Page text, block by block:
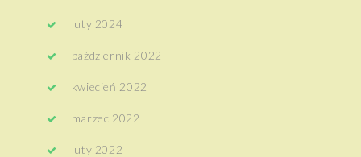
luty 2024
październik 2022
kwiecień 2022
marzec 2022
luty 2022